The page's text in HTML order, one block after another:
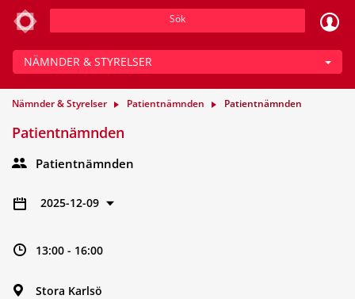
Sök
NÄMNDER & STYRELSER
Nämnder & Styrelser Patientnämnden Patientnämnden
Patientnämnden
Patientnämnden
2025-12-09
13:00 - 16:00
Stora Karlsö